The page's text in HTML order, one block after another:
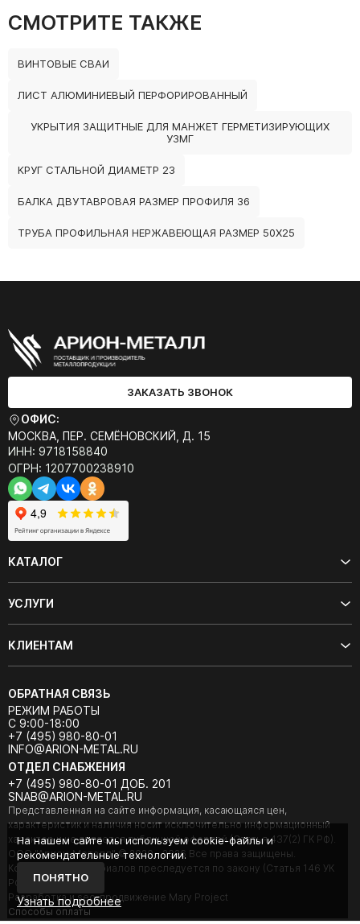
СМОТРИТЕ ТАКЖЕ
ВИНТОВЫЕ СВАИ
ЛИСТ АЛЮМИНИЕВЫЙ ПЕРФОРИРОВАННЫЙ
УКРЫТИЯ ЗАЩИТНЫЕ ДЛЯ МАНЖЕТ ГЕРМЕТИЗИРУЮЩИХ
УЗМГ
КРУГ СТАЛЬНОЙ ДИАМЕТР 23
БАЛКА ДВУТАВРОВАЯ РАЗМЕР ПРОФИЛЯ 36
ТРУБА ПРОФИЛЬНАЯ НЕРЖАВЕЮЩАЯ РАЗМЕР 50Х25
ЗАКАЗАТЬ ЗВОНОК
ОФИС:
МОСКВА, ПЕР. СЕМЁНОВСКИЙ, Д. 15
ИНН: 9718158840
ОГРН: 1207700238910
КАТАЛОГ
УСЛУГИ
КЛИЕНТАМ
ОБРАТНАЯ СВЯЗЬ
РЕЖИМ РАБОТЫ
С 9:00-18:00
+7 (495) 980-80-01
INFO@ARION-METAL.RU
ОТДЕЛ СНАБЖЕНИЯ
+7 (495) 980-80-01 ДОБ. 201
SNAB@ARION-METAL.RU
Представленная на сайте информация, касающаяся цен,
характеристик и наличия носит исключительно информационный
характер и не является публичной офертой (Статья 437(2) ГК РФ).
ООО "Арион-Металл" © 2020 - 2026 Все права защищены.
Копирование материалов преследуется по закону (Статья 146 УК
РФ).
Разработка и seo-продвижение Mary Project
Cпособы оплаты
На нашем сайте мы используем cookie-файлы и
рекомендательные технологии.
ПОНЯТНО
Узнать подробнее